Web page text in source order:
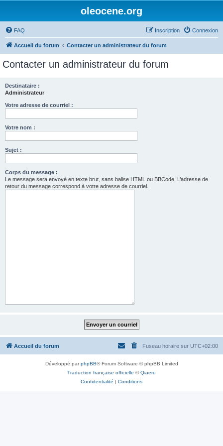
oleocene.org
FAQ Connexion
Inscription
Accueil du forum Contacter un administrateur du forum
Contacter un administrateur du forum
Destinataire :
Administrateur
Votre adresse de courriel :
Votre nom :
Sujet :
Corps du message :
Le message sera envoyé en texte brut, sans balise HTML ou BBCode. L’adresse de
retour du message correspond à votre adresse de courriel.
Accueil du forum Fuseau horaire sur UTC+02:00
Développé parphpBB® Forum Software © phpBB Limited
Traduction française officielle ©Qiaeru
Confidentialité | Conditions